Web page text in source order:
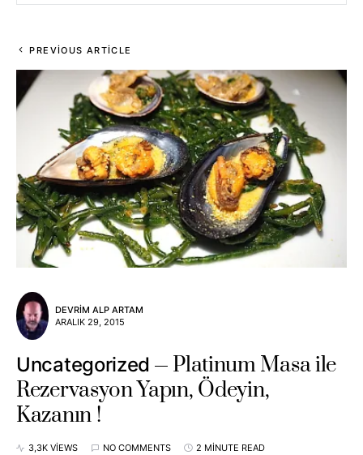
PREVIOUS ARTICLE
DEVRIM ALP ARTAM
ARALIK 29, 2015
Uncategorized
Platinum Masa ile
Rezervasyon Yapın, Ödeyin,
Kazanın !
3,3K VIEWS NO COMMENTS 2 MINUTE READ